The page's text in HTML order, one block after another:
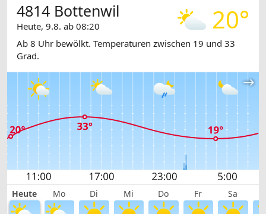
20°
4814 Bottenwil
Heute, 9.8. ab 08:20
Ab 8 Uhr bewölkt. Temperaturen zwischen 19 und 33
Grad.
Heute Mo Di Mi Do Fr Sa